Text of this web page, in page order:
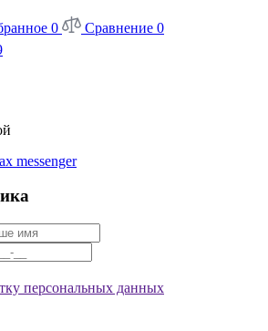
0 Сравнение 0
персональных данных